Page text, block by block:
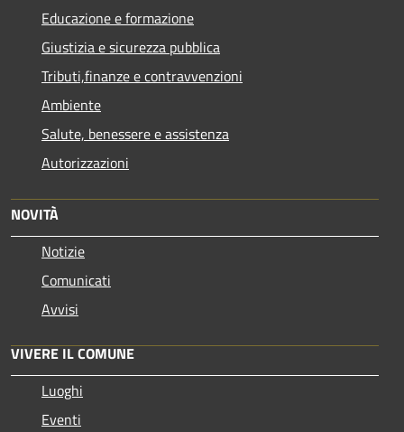
Educazione e formazione
Giustizia e sicurezza pubblica
Tributi,finanze e contravvenzioni
Ambiente
Salute, benessere e assistenza
Autorizzazioni
NOVITÀ
Notizie
Comunicati
Avvisi
VIVERE IL COMUNE
Luoghi
Eventi